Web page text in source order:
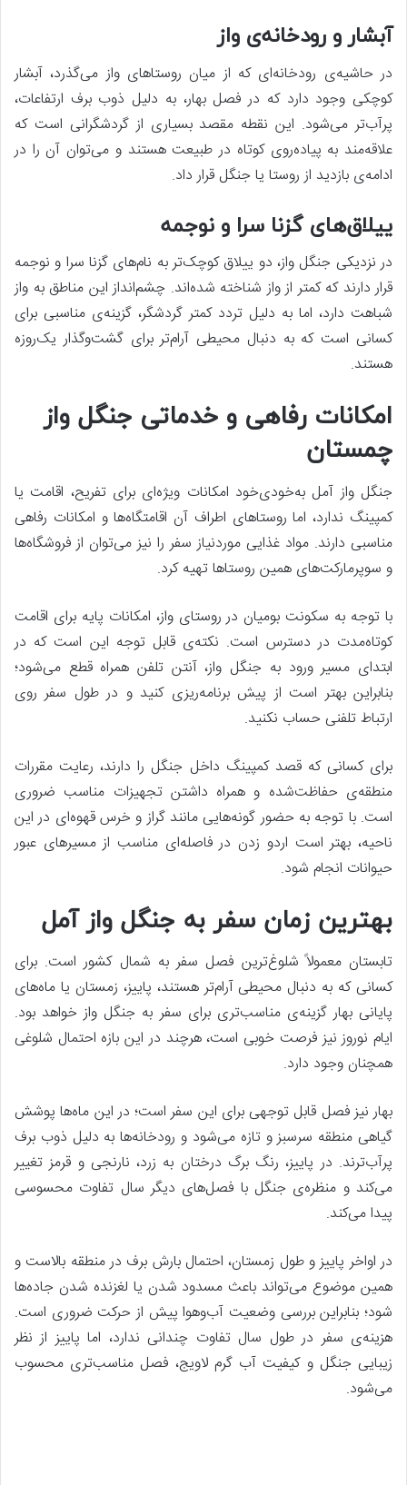
آبشار و رودخانه‌ی واز
در حاشیه‌ی رودخانه‌ای که از میان روستاهای واز می‌گذرد، آبشار
کوچکی وجود دارد که در فصل بهار، به دلیل ذوب برف ارتفاعات،
پرآب‌تر می‌شود. این نقطه مقصد بسیاری از گردشگرانی است که
علاقه‌مند به پیاده‌روی کوتاه در طبیعت هستند و می‌توان آن را در
ادامه‌ی بازدید از روستا یا جنگل قرار داد.
ییلاق‌های گزنا سرا و نوجمه
در نزدیکی جنگل واز، دو ییلاق کوچک‌تر به نام‌های گزنا سرا و نوجمه
قرار دارند که کمتر از واز شناخته شده‌اند. چشم‌انداز این مناطق به واز
شباهت دارد، اما به دلیل تردد کمتر گردشگر، گزینه‌ی مناسبی برای
کسانی است که به دنبال محیطی آرام‌تر برای گشت‌وگذار یک‌روزه
هستند.
امکانات رفاهی و خدماتی جنگل واز
چمستان
جنگل واز آمل به‌خودی‌خود امکانات ویژه‌ای برای تفریح، اقامت یا
کمپینگ ندارد، اما روستاهای اطراف آن اقامتگاه‌ها و امکانات رفاهی
مناسبی دارند. مواد غذایی موردنیاز سفر را نیز می‌توان از فروشگاه‌ها
و سوپرمارکت‌های همین روستاها تهیه کرد.
با توجه به سکونت بومیان در روستای واز، امکانات پایه برای اقامت
کوتاه‌مدت در دسترس است. نکته‌ی قابل توجه این است که در
ابتدای مسیر ورود به جنگل واز، آنتن تلفن همراه قطع می‌شود؛
بنابراین بهتر است از پیش برنامه‌ریزی کنید و در طول سفر روی
ارتباط تلفنی حساب نکنید.
برای کسانی که قصد کمپینگ داخل جنگل را دارند، رعایت مقررات
منطقه‌ی حفاظت‌شده و همراه داشتن تجهیزات مناسب ضروری
است. با توجه به حضور گونه‌هایی مانند گراز و خرس قهوه‌ای در این
ناحیه، بهتر است اردو زدن در فاصله‌ای مناسب از مسیرهای عبور
حیوانات انجام شود.
بهترین زمان سفر به جنگل واز آمل
تابستان معمولاً شلوغ‌ترین فصل سفر به شمال کشور است. برای
کسانی که به دنبال محیطی آرام‌تر هستند، پاییز، زمستان یا ماه‌های
پایانی بهار گزینه‌ی مناسب‌تری برای سفر به جنگل واز خواهد بود.
ایام نوروز نیز فرصت خوبی است، هرچند در این بازه احتمال شلوغی
همچنان وجود دارد.
بهار نیز فصل قابل توجهی برای این سفر است؛ در این ماه‌ها پوشش
گیاهی منطقه سرسبز و تازه می‌شود و رودخانه‌ها به دلیل ذوب برف
پرآب‌ترند. در پاییز، رنگ برگ درختان به زرد، نارنجی و قرمز تغییر
می‌کند و منظره‌ی جنگل با فصل‌های دیگر سال تفاوت محسوسی
پیدا می‌کند.
در اواخر پاییز و طول زمستان، احتمال بارش برف در منطقه بالاست و
همین موضوع می‌تواند باعث مسدود شدن یا لغزنده شدن جاده‌ها
شود؛ بنابراین بررسی وضعیت آب‌وهوا پیش از حرکت ضروری است.
هزینه‌ی سفر در طول سال تفاوت چندانی ندارد، اما پاییز از نظر
زیبایی جنگل و کیفیت آب گرم لاویج، فصل مناسب‌تری محسوب
می‌شود.